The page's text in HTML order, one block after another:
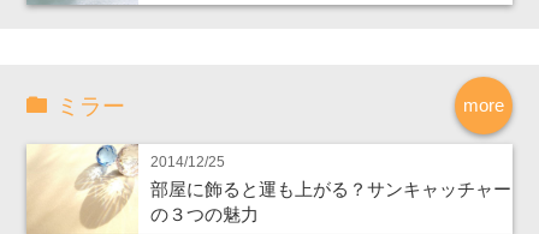
more
ミラー
2014/12/25
部屋に飾ると運も上がる？サンキャッチャー
の３つの魅力